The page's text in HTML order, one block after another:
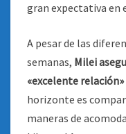
gran expectativa
A pesar de las
semanas, Milei
«excelente
horizonte es
maneras de